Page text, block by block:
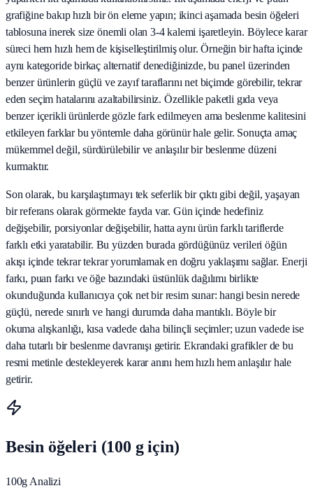
grafiğine bakıp hızlı bir ön eleme yapın; ikinci aşamada besin öğeleri
tablosuna inerek size önemli olan 3-4 kalemi işaretleyin. Böylece karar
süreci hem hızlı hem de kişiselleştirilmiş olur. Örneğin bir hafta içinde
aynı kategoride birkaç alternatif denediğinizde, bu panel üzerinden
benzer ürünlerin güçlü ve zayıf taraflarını net biçimde görebilir, tekrar
eden seçim hatalarını azaltabilirsiniz. Özellikle paketli gıda veya
benzer içerikli ürünlerde gözle fark edilmeyen ama beslenme kalitesini
etkileyen farklar bu yöntemle daha görünür hale gelir. Sonuçta amaç
mükemmel değil, sürdürülebilir ve anlaşılır bir beslenme düzeni
kurmaktır.
Son olarak, bu karşılaştırmayı tek seferlik bir çıktı gibi değil, yaşayan
bir referans olarak görmekte fayda var. Gün içinde hedefiniz
değişebilir, porsiyonlar değişebilir, hatta aynı ürün farklı tariflerde
farklı etki yaratabilir. Bu yüzden burada gördüğünüz verileri öğün
akışı içinde tekrar tekrar yorumlamak en doğru yaklaşımı sağlar. Enerji
farkı, puan farkı ve öğe bazındaki üstünlük dağılımı birlikte
okunduğunda kullanıcıya çok net bir resim sunar: hangi besin nerede
güçlü, nerede sınırlı ve hangi durumda daha mantıklı. Böyle bir
okuma alışkanlığı, kısa vadede daha bilinçli seçimler; uzun vadede ise
daha tutarlı bir beslenme davranışı getirir. Ekrandaki grafikler de bu
resmi metinle destekleyerek karar anını hem hızlı hem anlaşılır hale
getirir.
Besin öğeleri (100 g için)
100g Analizi